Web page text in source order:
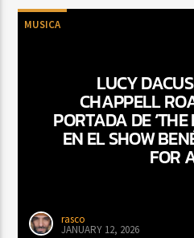
MUSICA
LUCY
CHAPPELL
PORTADA DE
EN EL SHOW
FOR
rasco
JANUARY 12, 2026